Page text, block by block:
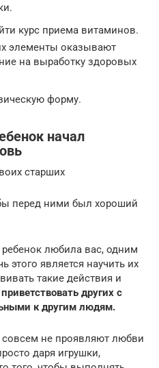
курс приема витаминов.
элементы оказывают
на выработку здоровых
форму.
начал
старших
перед ними был хороший
любила вас, одним
этого является научить их
такие действия и
других с
к другим людям.
совсем не проявляют любви
даря игрушки,